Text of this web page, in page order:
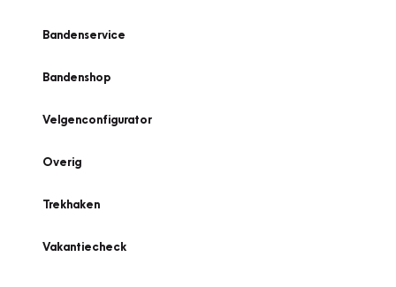
Bandenservice
Bandenshop
Velgenconfigurator
Overig
Trekhaken
Vakantiecheck